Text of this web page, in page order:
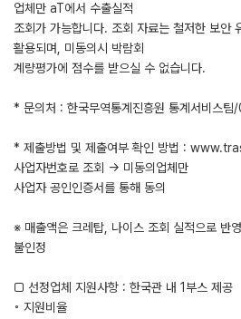
업체만 aT에서 수출실적
조회가 가능합니다. 조회 자료는 철저한 보안
활용되며, 미동의시 박람회
계량평가에 점수를 받으실 수 없습니다.
* 문의처 : 한국무역통계진흥원 통계서비스
* 제출방법 및 제출여부 확인 방법 :
사업자번호로 조회 → 미동의업체만
사업자 공인인증서를 통해 동의
※ 매출액은 크레탑, 나이스 조회 실적으로 반
불인정
□ 선정업체 지원사항 : 한국관 내 1부스 제공
◦ 지원비율